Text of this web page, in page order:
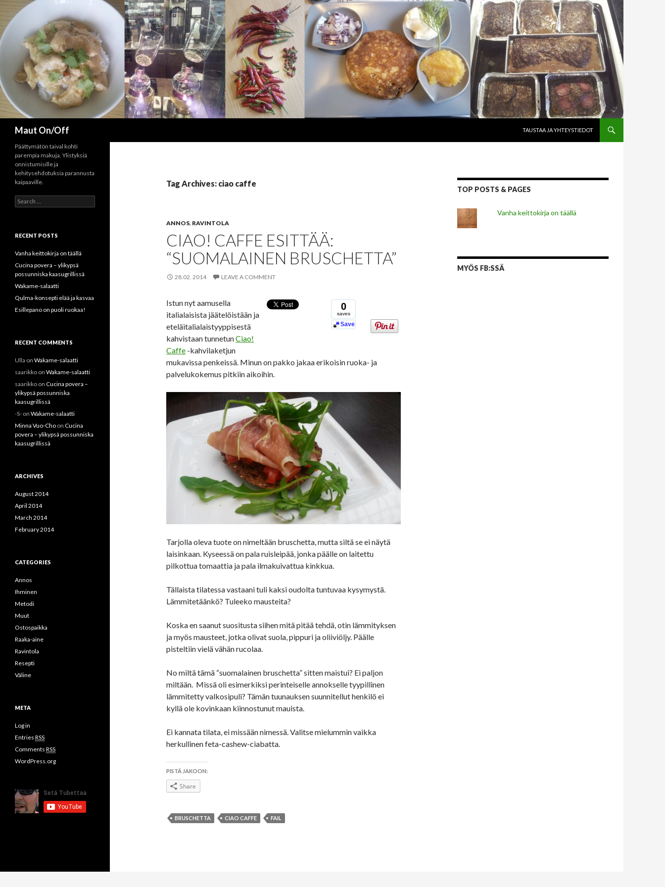
Maut On/Off
TAUSTAA JA YHTEYSTIEDOT
Tag Archives: ciao caffe
ANNOS, RAVINTOLA
CIAO! CAFFE ESITTÄÄ:
“SUOMALAINEN BRUSCHETTA”
28.02. 2014 LEAVE A COMMENT
0
saves
Save
Istun nyt aamusella
italialaisista jäätelöistään ja
eteläitalialaistyyppisestä
kahvistaan tunnetunCiao!
Caffe -kahvilaketjun
mukavissa penkeissä. Minun on pakko jakaa erikoisin ruoka- ja
palvelukokemus pitkiin aikoihin.
Tarjolla oleva tuote on nimeltään bruschetta, mutta siltä se ei näytä
laisinkaan. Kyseessä on pala ruisleipää, jonka päälle on laitettu
pilkottua tomaattia ja pala ilmakuivattua kinkkua.
Tällaista tilatessa vastaani tuli kaksi oudolta tuntuvaa kysymystä.
Lämmitetäänkö? Tuleeko mausteita?
Koska en saanut suositusta siihen mitä pitää tehdä, otin lämmityksen
ja myös mausteet, jotka olivat suola, pippuri ja oliiviöljy. Päälle
pisteltiin vielä vähän rucolaa.
No miltä tämä “suomalainen bruschetta” sitten maistui? Ei paljon
miltään. Missä oli esimerkiksi perinteiselle annokselle tyypillinen
lämmitetty valkosipuli? Tämän tuunauksen suunnitellut henkilö ei
kyllä ole kovinkaan kiinnostunut mauista.
Ei kannata tilata, ei missään nimessä. Valitse mielummin vaikka
herkullinen feta-cashew-ciabatta.
PISTÄ JAKOON:
Share
BRUSCHETTA CIAO CAFFE FAIL
TOP POSTS & PAGES
Vanha keittokirja on täällä
MYÖS FB:SSÄ
Päättymätön taival kohti
parempia makuja. Ylistyksiä
onnistumisille ja
kehitysehdotuksia parannusta
kaipaaville.
Search
for:
RECENT POSTS
Vanha keittokirja on täällä
Cucina povera – ylikypsä
possunniska kaasugrillissä
Wakame-salaatti
Qulma-konsepti elää ja kasvaa
Esillepano on puoli ruokaa!
RECENT COMMENTS
Ulla on Wakame-salaatti
saarikko on Wakame-salaatti
saarikko on Cucina povera –
ylikypsä possunniska
kaasugrillissä
-S- on Wakame-salaatti
Minna Vuo-Cho on Cucina
povera – ylikypsä possunniska
kaasugrillissä
ARCHIVES
August 2014
April 2014
March 2014
February 2014
CATEGORIES
Annos
Ihminen
Metodi
Muut
Ostospaikka
Raaka-aine
Ravintola
Resepti
Väline
META
Log in
Entries RSS
Comments RSS
WordPress.org